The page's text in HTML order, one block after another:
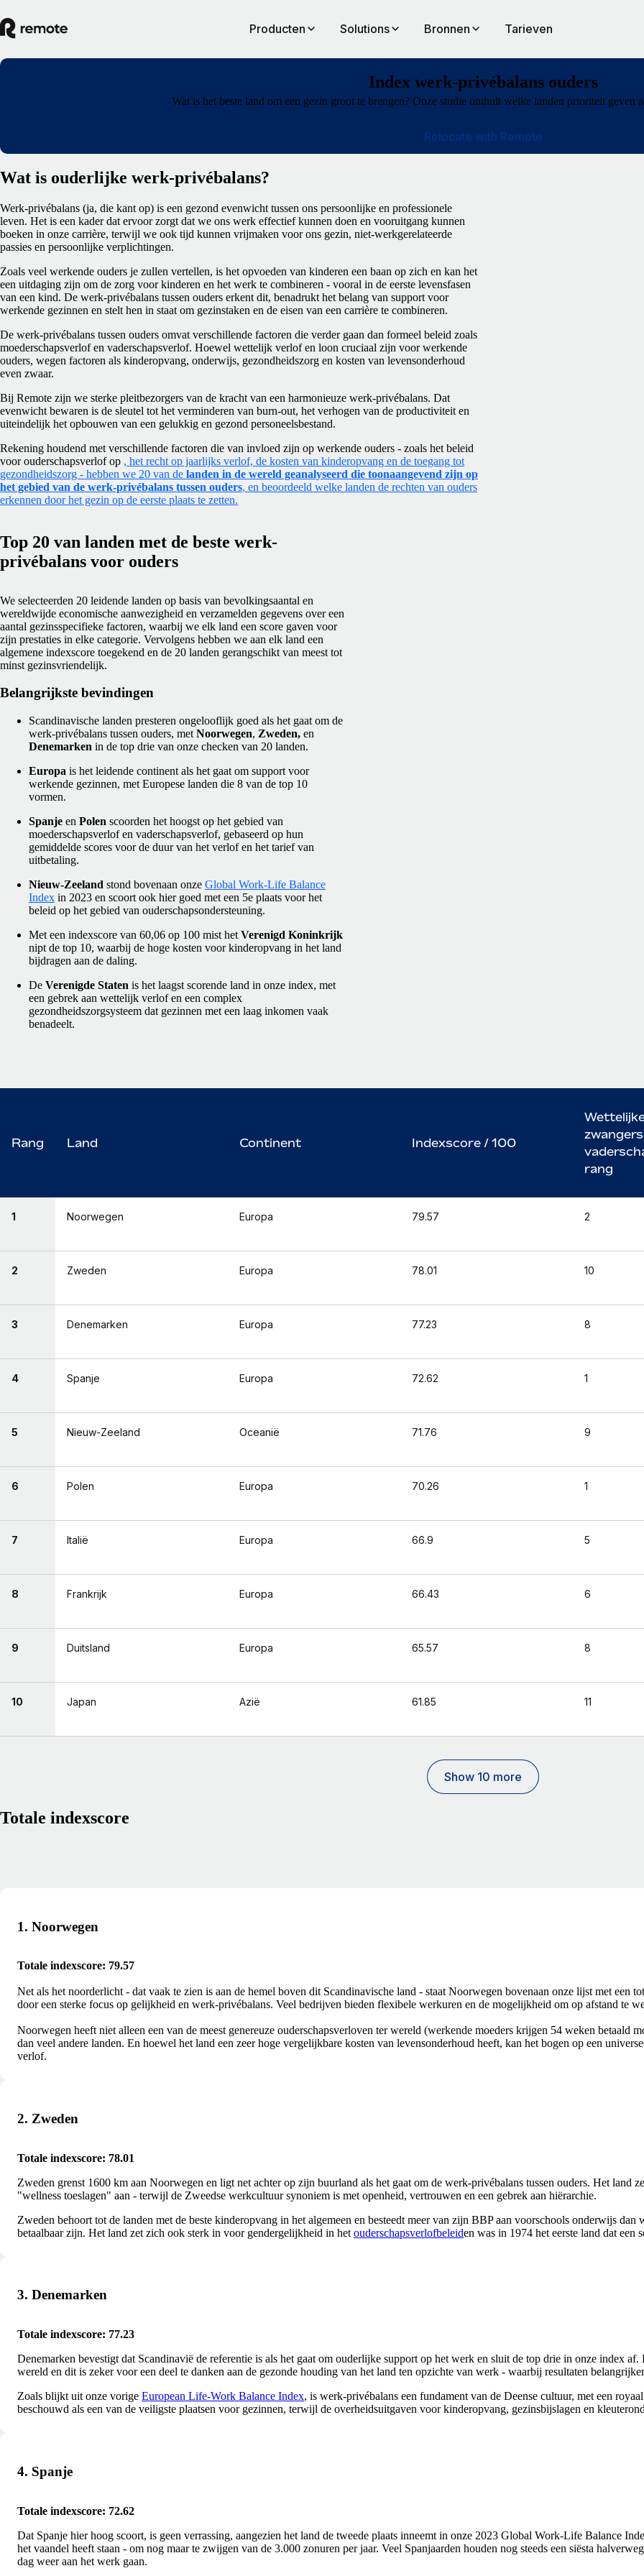
Producten Solutions Bronnen Tarieven
Index werk-privébalans ouders
Wat is het beste land om een gezin groot te brengen? Onze studie onthult welke landen prioriteit geven
Relocate with Remote
Wat is ouderlijke werk-privébalans?
Werk-privébalans (ja, die kant op) is een gezond evenwicht tussen ons persoonlijke en professionele
leven. Het is een kader dat ervoor zorgt dat we ons werk effectief kunnen doen en vooruitgang kunnen
boeken in onze carrière, terwijl we ook tijd kunnen vrijmaken voor ons gezin, niet-werkgerelateerde
passies en persoonlijke verplichtingen.
Zoals veel werkende ouders je zullen vertellen, is het opvoeden van kinderen een baan op zich en kan het
een uitdaging zijn om de zorg voor kinderen en het werk te combineren - vooral in de eerste levensfasen
van een kind. De werk-privébalans tussen ouders erkent dit, benadrukt het belang van support voor
werkende gezinnen en stelt hen in staat om gezinstaken en de eisen van een carrière te combineren.
De werk-privébalans tussen ouders omvat verschillende factoren die verder gaan dan formeel beleid zoals
moederschapsverlof en vaderschapsverlof. Hoewel wettelijk verlof en loon cruciaal zijn voor werkende
ouders, wegen factoren als kinderopvang, onderwijs, gezondheidszorg en kosten van levensonderhoud
even zwaar.
Bij Remote zijn we sterke pleitbezorgers van de kracht van een harmonieuze werk-privébalans. Dat
evenwicht bewaren is de sleutel tot het verminderen van burn-out, het verhogen van de productiviteit en
uiteindelijk het opbouwen van een gelukkig en gezond personeelsbestand.
Rekening houdend met verschillende factoren die van invloed zijn op werkende ouders - zoals het beleid
voor ouderschapsverlof op , het recht op jaarlijks verlof, de kosten van kinderopvang en de toegang tot
gezondheidszorg - hebben we 20 van de landen in de wereld geanalyseerd die toonaangevend zijn op
het gebied van de werk-privébalans tussen ouders, en beoordeeld welke landen de rechten van ouders
erkennen door het gezin op de eerste plaats te zetten.
Top 20 van landen met de beste werk-
privébalans voor ouders
We selecteerden 20 leidende landen op basis van bevolkingsaantal en
wereldwijde economische aanwezigheid en verzamelden gegevens over een
aantal gezinsspecifieke factoren, waarbij we elk land een score gaven voor
zijn prestaties in elke categorie. Vervolgens hebben we aan elk land een
algemene indexscore toegekend en de 20 landen gerangschikt van meest tot
minst gezinsvriendelijk.
Belangrijkste bevindingen
Scandinavische landen presteren ongelooflijk goed als het gaat om de
werk-privébalans tussen ouders, met Noorwegen, Zweden, en
Denemarken in de top drie van onze checken van 20 landen.
Europa is het leidende continent als het gaat om support voor
werkende gezinnen, met Europese landen die 8 van de top 10
vormen.
Spanje en Polen scoorden het hoogst op het gebied van
moederschapsverlof en vaderschapsverlof, gebaseerd op hun
gemiddelde scores voor de duur van het verlof en het tarief van
uitbetaling.
Nieuw-Zeeland stond bovenaan onze Global Work-Life Balance
Index in 2023 en scoort ook hier goed met een 5e plaats voor het
beleid op het gebied van ouderschapsondersteuning.
Met een indexscore van 60,06 op 100 mist het Verenigd Koninkrijk
nipt de top 10, waarbij de hoge kosten voor kinderopvang in het land
bijdragen aan de daling.
De Verenigde Staten is het laagst scorende land in onze index, met
een gebrek aan wettelijk verlof en een complex
gezondheidszorgsysteem dat gezinnen met een laag inkomen vaak
benadeelt.
Rang Land Continent Indexscore / 100
rang
1 Noorwegen Europa 79.57 2
2 Zweden Europa 78.01 10
3 Denemarken Europa 77.23 8
4 Spanje Europa 72.62 1
5 Nieuw-Zeeland Oceanië 71.76 9
6 Polen Europa 70.26 1
7 Italië Europa 66.9 5
8 Frankrijk Europa 66.43 6
9 Duitsland Europa 65.57 8
10 Japan Azië 61.85 11
Show 10 more
Totale indexscore
1. Noorwegen
Totale indexscore: 79.57
Net als het noorderlicht - dat vaak te zien is aan de hemel boven dit Scandinavische land - staat Noorwegen bovenaan onze lijst met een
door een sterke focus op gelijkheid en werk-privébalans. Veel bedrijven bieden flexibele werkuren en de mogelijkheid om op afstand te
Noorwegen heeft niet alleen een van de meest genereuze ouderschapsverloven ter wereld (werkende moeders krijgen 54 weken betaald
dan veel andere landen. En hoewel het land een zeer hoge vergelijkbare kosten van levensonderhoud heeft, kan het bogen op een
verlof.
2. Zweden
Totale indexscore: 78.01
Zweden grenst 1600 km aan Noorwegen en ligt net achter op zijn buurland als het gaat om de werk-privébalans tussen ouders. Het
"wellness toeslagen" aan - terwijl de Zweedse werkcultuur synoniem is met openheid, vertrouwen en een gebrek aan hiërarchie.
Zweden behoort tot de landen met de beste kinderopvang in het algemeen en besteedt meer van zijn BBP aan voorschools onderwijs
betaalbaar zijn. Het land zet zich ook sterk in voor gendergelijkheid in het ouderschapsverlofbeleiden was in 1974 het eerste land dat een
3. Denemarken
Totale indexscore: 77.23
Denemarken bevestigt dat Scandinavië de referentie is als het gaat om ouderlijke support op het werk en sluit de top drie in onze index
wereld en dit is zeker voor een deel te danken aan de gezonde houding van het land ten opzichte van werk - waarbij resultaten
Zoals blijkt uit onze vorige European Life-Work Balance Index, is werk-privébalans een fundament van de Deense cultuur, met een
beschouwd als een van de veiligste plaatsen voor gezinnen, terwijl de overheidsuitgaven voor kinderopvang, gezinsbijslagen en
4. Spanje
Totale indexscore: 72.62
Dat Spanje hier hoog scoort, is geen verrassing, aangezien het land de tweede plaats inneemt in onze 2023 Global Work-Life Balance
het vaandel heeft staan - om nog maar te zwijgen van de 3.000 zonuren per jaar. Veel Spanjaarden houden nog steeds een siësta
dag weer aan het werk gaan.